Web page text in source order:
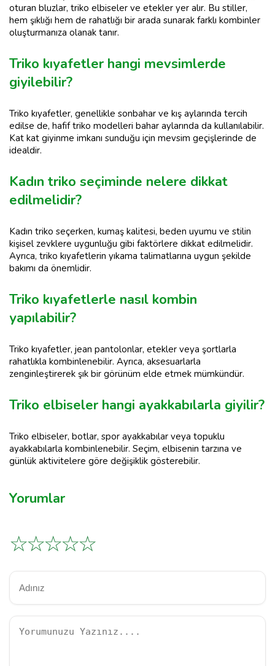
oturan bluzlar, triko elbiseler ve etekler yer alır. Bu stiller,
hem şıklığı hem de rahatlığı bir arada sunarak farklı kombinler
oluşturmanıza olanak tanır.
Triko kıyafetler hangi mevsimlerde
giyilebilir?
Triko kıyafetler, genellikle sonbahar ve kış aylarında tercih
edilse de, hafif triko modelleri bahar aylarında da kullanılabilir.
Kat kat giyinme imkanı sunduğu için mevsim geçişlerinde de
idealdir.
Kadın triko seçiminde nelere dikkat
edilmelidir?
Kadın triko seçerken, kumaş kalitesi, beden uyumu ve stilin
kişisel zevklere uygunluğu gibi faktörlere dikkat edilmelidir.
Ayrıca, triko kıyafetlerin yıkama talimatlarına uygun şekilde
bakımı da önemlidir.
Triko kıyafetlerle nasıl kombin
yapılabilir?
Triko kıyafetler, jean pantolonlar, etekler veya şortlarla
rahatlıkla kombinlenebilir. Ayrıca, aksesuarlarla
zenginleştirerek şık bir görünüm elde etmek mümkündür.
Triko elbiseler hangi ayakkabılarla giyilir?
Triko elbiseler, botlar, spor ayakkabılar veya topuklu
ayakkabılarla kombinlenebilir. Seçim, elbisenin tarzına ve
günlük aktivitelere göre değişiklik gösterebilir.
Yorumlar
☆
☆
☆
☆
☆